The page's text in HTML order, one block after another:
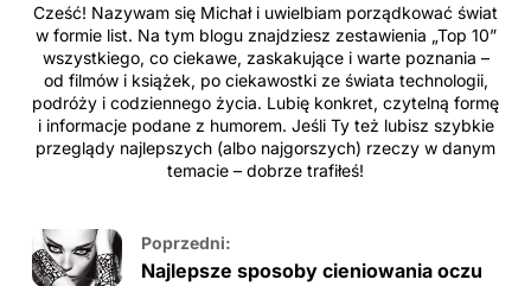
Cześć! Nazywam się Michał i uwielbiam porządkować świat
w formie list. Na tym blogu znajdziesz zestawienia „Top 10”
wszystkiego, co ciekawe, zaskakujące i warte poznania –
od filmów i książek, po ciekawostki ze świata technologii,
podróży i codziennego życia. Lubię konkret, czytelną formę
i informacje podane z humorem. Jeśli Ty też lubisz szybkie
przeglądy najlepszych (albo najgorszych) rzeczy w danym
temacie – dobrze trafiłeś!
Poprzedni:
Najlepsze sposoby cieniowania oczu